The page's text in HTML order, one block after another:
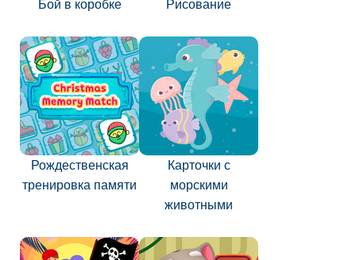
Бой в коробке Рисование
Рождественская
тренировка памяти
Карточки с
морскими
животными